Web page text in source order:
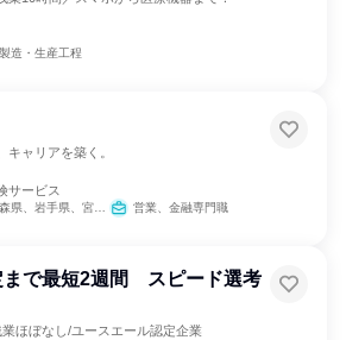
製造・生産工程
ャリアを築く。
サービス
県、岐阜県、静岡県、愛知県、三重県、滋賀県、京都府、大阪府、兵庫県、奈良県、和歌山県、鳥取県、島根県、岡山県、広島県、山口県、徳島県、香川県、愛媛県、高知県、福岡県、佐賀県、長崎県、熊本県、大分県、宮崎県、鹿児島県、沖縄県 営業、金融専門職
で最短2週間 スピード選考
ほぼなし/ユースエール認定企業